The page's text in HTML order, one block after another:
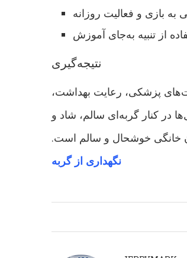
به بازی و فعالیت روزانه
از تنبیه به‌جای آموزش
نتیجه‌گیری
پزشکی، رعایت بهداشت،
در کنار گربه‌ای سالم، شاد و
خانگی خوشحال و سالم است.
نگهداری از گربه